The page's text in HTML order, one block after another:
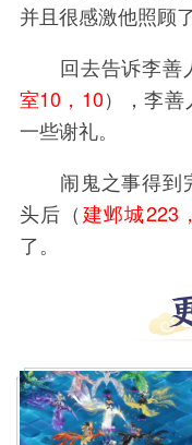
并且很感激他照顾
回去告诉李善
室10，10），李
一些谢礼。
闹鬼之事得到
头后（建邺城223
了。